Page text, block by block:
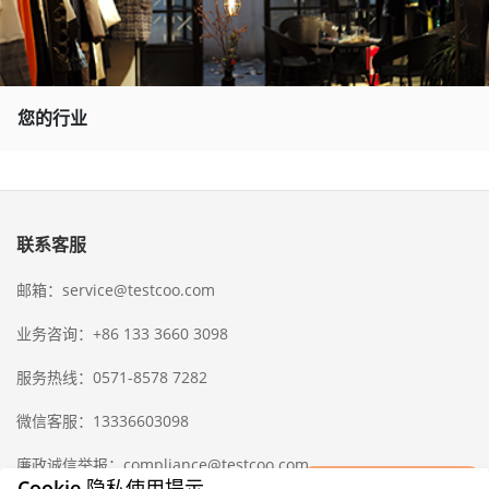
您的行业
联系客服
邮箱：service@testcoo.com
业务咨询：+86 133 3660 3098
服务热线：0571-8578 7282
微信客服：13336603098
廉政诚信举报：compliance@testcoo.com ×